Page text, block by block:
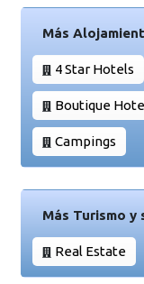
Más
4 Star Hotels
Boutique
Campings
Más Turismo y
Real Estate